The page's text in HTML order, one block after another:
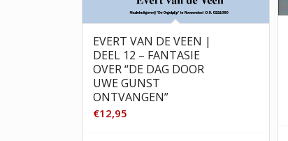
EVERT VAN DE VEEN |
DEEL 12 – FANTASIE
OVER “DE DAG DOOR
UWE GUNST
ONTVANGEN”
€12,95